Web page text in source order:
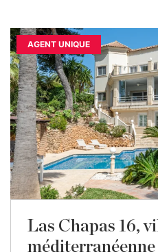
AGENT UNIQUE
Las Chapas 16,
méditerranéenne